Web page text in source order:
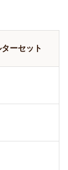
ーセット